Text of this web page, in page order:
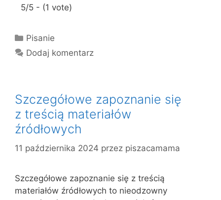
5/5 - (1 vote)
K
a
o
r
e
Pisanie
Dodaj komentarz
Szczegółowe zapoznanie się
z treścią materiałów
źródłowych
11 października 2024 przez piszacamama
Szczegółowe zapoznanie się z treścią
materiałów źródłowych to nieodzowny